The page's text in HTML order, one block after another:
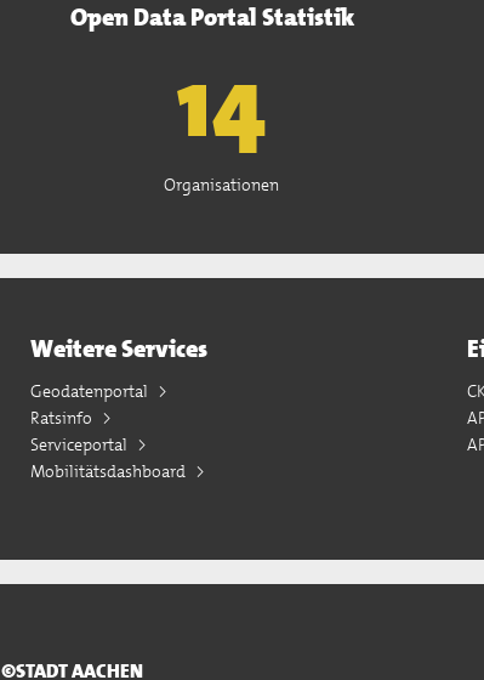
Open Data Portal Statistik
15
Organisationen
Weitere Services
Geodatenportal
Ratsinfo
Serviceportal
Mobilitätsdashboard
©STADT AACHEN